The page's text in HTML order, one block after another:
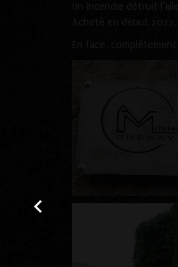
Un incendie détruit
Acheté en début
En face,